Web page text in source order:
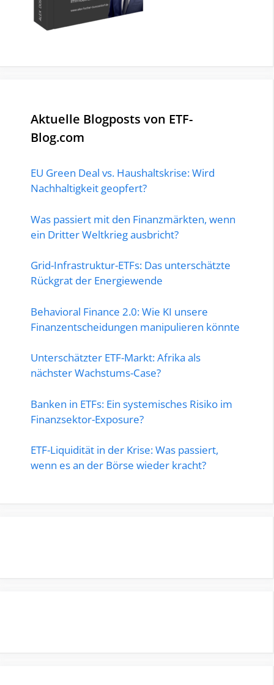
Aktuelle Blogposts von ETF-
Blog.com
EU Green Deal vs. Haushaltskrise: Wird
Nachhaltigkeit geopfert?
Was passiert mit den Finanzmärkten, wenn
ein Dritter Weltkrieg ausbricht?
Grid-Infrastruktur-ETFs: Das unterschätzte
Rückgrat der Energiewende
Behavioral Finance 2.0: Wie KI unsere
Finanzentscheidungen manipulieren könnte
Unterschätzter ETF-Markt: Afrika als
nächster Wachstums-Case?
Banken in ETFs: Ein systemisches Risiko im
Finanzsektor-Exposure?
ETF-Liquidität in der Krise: Was passiert,
wenn es an der Börse wieder kracht?